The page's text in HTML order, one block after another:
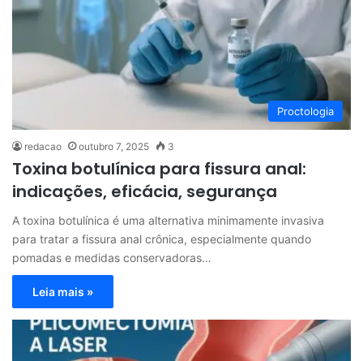
Proctologia
redacao outubro 7, 2025 3
Toxina botulínica para fissura anal:
indicações, eficácia, segurança
A toxina botulínica é uma alternativa minimamente invasiva
para tratar a fissura anal crônica, especialmente quando
pomadas e medidas conservadoras…
Leia mais »